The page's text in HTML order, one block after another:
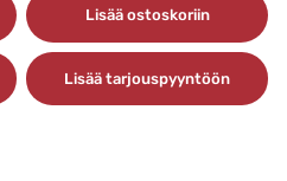
Lisää ostoskoriin
Lisää tarjouspyyntöön